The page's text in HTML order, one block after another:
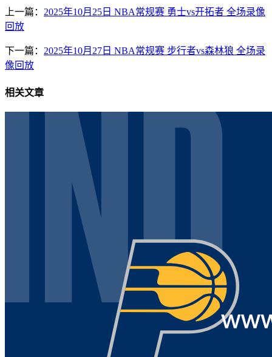
上一篇： 2025年10月25日 NBA常规赛 勇士vs开拓者 全场录像
回放
下一篇： 2025年10月27日 NBA常规赛 步行者vs森林狼 全场录
像回放
相关文章